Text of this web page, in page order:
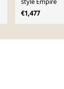
€1,477